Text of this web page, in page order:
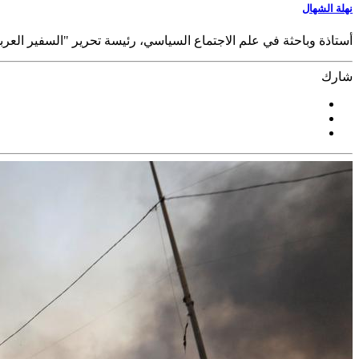
نهلة الشهال
أستاذة وباحثة في علم الاجتماع السياسي، رئيسة تحرير "السفير
شارك